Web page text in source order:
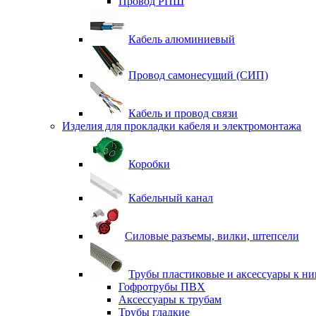
Кабель алюминиевый
Провод самонесущий (СИП)
Кабель и провод связи
Изделия для прокладки кабеля и электромонтажа
Коробки
Кабельный канал
Силовые разъемы, вилки, штепсели
Трубы пластиковые и аксессуары к
Гофротрубы ПВХ
Аксессуары к трубам
Трубы гладкие